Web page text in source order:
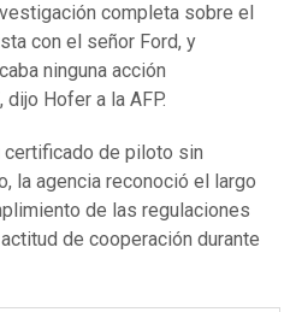
completa sobre el
con el señor Ford, y
ninguna acción
Hofer a la AFP.
certificado de piloto sin
la agencia reconoció el largo
de las regulaciones
de cooperación durante